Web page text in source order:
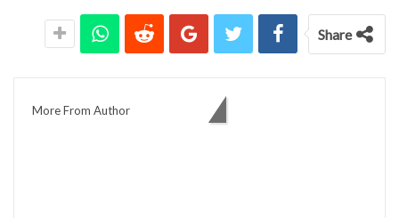
Share
More From Author